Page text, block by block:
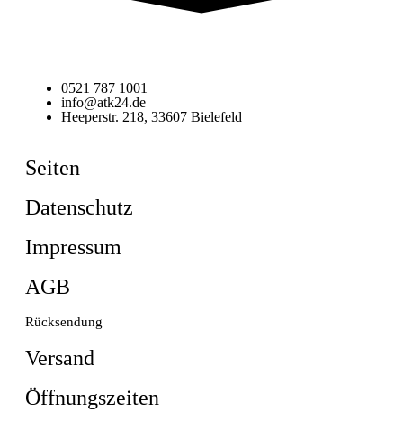
0521 787 1001
info@atk24.de
Heeperstr. 218, 33607 Bielefeld
Seiten
Datenschutz
Impressum
AGB
Rücksendung
Versand
Öffnungszeiten